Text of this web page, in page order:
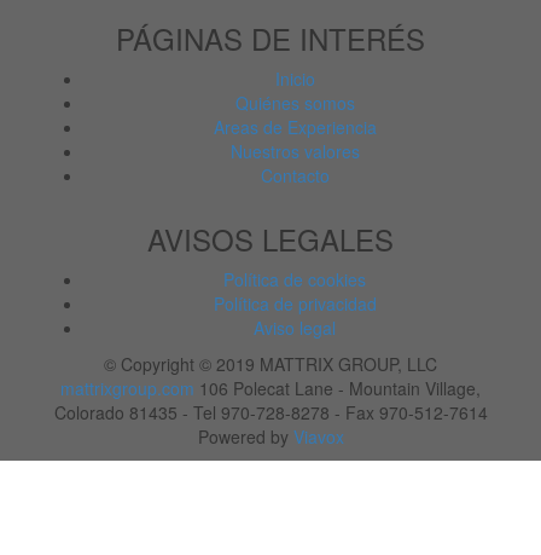
PÁGINAS DE INTERÉS
Inicio
Quiénes somos
Areas de Experiencia
Nuestros valores
Contacto
AVISOS LEGALES
Política de cookies
Política de privacidad
Aviso legal
© Copyright © 2019 MATTRIX GROUP, LLC
mattrixgroup.com 106 Polecat Lane - Mountain Village,
Colorado 81435 - Tel 970-728-8278 - Fax 970-512-7614
Powered by Viavox